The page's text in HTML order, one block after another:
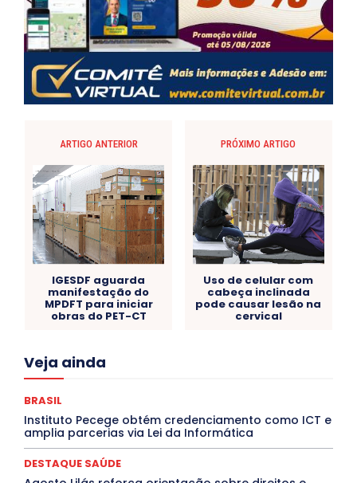
ARTIGO ANTERIOR
IGESDF aguarda
manifestação do
MPDFT para iniciar
obras do PET-CT
PRÓXIMO ARTIGO
Uso de celular com
cabeça inclinada
pode causar lesão na
cervical
Veja ainda
Acre
Congressuanas & Esplanadumas
Cultura e Tal
DANÇA Dengue
Denuncia
DESTAQUE BRASIL
DESTAQUE DF
DESTAQUE SAÚDE
DESTAQUES OUTROS
BRASIL
Instituto Pecege obtém credenciamento como ICT e
amplia parcerias via Lei da Informática
DESTAQUE SAÚDE